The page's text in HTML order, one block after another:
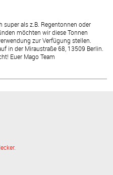
super als z.B. Regentonnen oder
möchten wir diese Tonnen
zur Verfügung stellen.
in der Miraustraße 68, 13509 Berlin.
Euer Mago Team